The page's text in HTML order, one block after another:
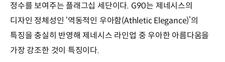
정수를 보여주는 플래그십 세단이다. G90는 제네시스의
디자인 정체성인 ‘역동적인 우아함(Athletic Elegance)’의
특징을 충실히 반영해 제네시스 라인업 중 우아한 아름다움을
가장 강조한 것이 특징이다.